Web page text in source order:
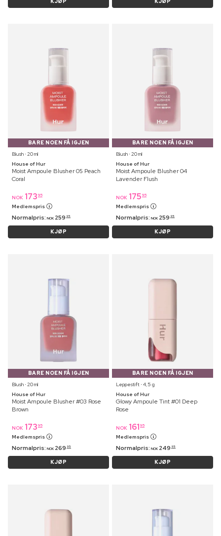
BARE NOEN FÅ IGJEN
Blush ⋅ 20 ml
House of Hur
Moist Ampoule Blusher 05 Peach
Coral
NOK 173 95
Medlemspris
Normalpris: NOK 259 95
KJØP
BARE NOEN FÅ IGJEN
Blush ⋅ 20 ml
House of Hur
Moist Ampoule Blusher 04
Lavender Flush
NOK 175 95
Medlemspris
Normalpris: NOK 259 95
KJØP
BARE NOEN FÅ IGJEN
Blush ⋅ 20 ml
House of Hur
Moist Ampoule Blusher #03 Rose
Brown
NOK 173 95
Medlemspris
Normalpris: NOK 269 95
KJØP
BARE NOEN FÅ IGJEN
Leppestift ⋅ 4,5 g
House of Hur
Glowy Ampoule Tint #01 Deep
Rose
NOK 161 95
Medlemspris
Normalpris: NOK 249 95
KJØP